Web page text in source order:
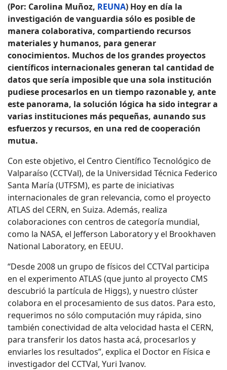
(Por: Carolina Muñoz, REUNA) Hoy en día la
investigación de vanguardia sólo es posible de
manera colaborativa, compartiendo recursos
materiales y humanos, para generar
conocimientos. Muchos de los grandes proyectos
científicos internacionales generan tal cantidad de
datos que sería imposible que una sola institución
pudiese procesarlos en un tiempo razonable y, ante
este panorama, la solución lógica ha sido integrar a
varias instituciones más pequeñas, aunando sus
esfuerzos y recursos, en una red de cooperación
mutua.
Con este objetivo, el Centro Científico Tecnológico de
Valparaíso (CCTVal), de la Universidad Técnica Federico
Santa María (UTFSM), es parte de iniciativas
internacionales de gran relevancia, como el proyecto
ATLAS del CERN, en Suiza. Además, realiza
colaboraciones con centros de categoría mundial,
como la NASA, el Jefferson Laboratory y el Brookhaven
National Laboratory, en EEUU.
“Desde 2008 un grupo de físicos del CCTVal participa
en el experimento ATLAS (que junto al proyecto CMS
descubrió la partícula de Higgs), y nuestro clúster
colabora en el procesamiento de sus datos. Para esto,
requerimos no sólo computación muy rápida, sino
también conectividad de alta velocidad hasta el CERN,
para transferir los datos hasta acá, procesarlos y
enviarles los resultados”, explica el Doctor en Física e
investigador del CCTVal, Yuri Ivanov.